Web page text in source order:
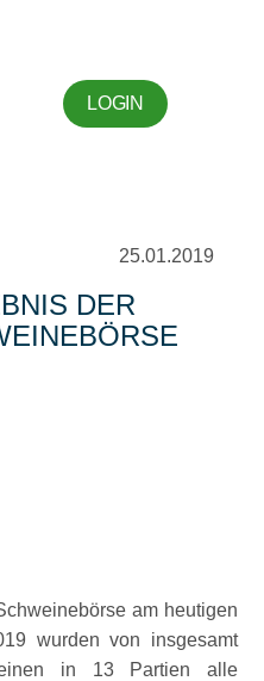
LOGIN
25.01.2019
DER
am heutigen
wurden von insgesamt
in 13 Partien alle